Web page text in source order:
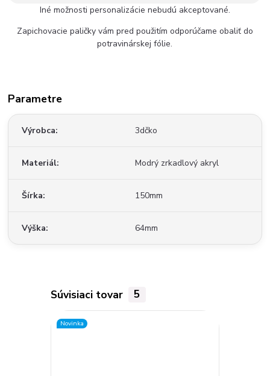
Iné možnosti personalizácie nebudú akceptované.
Zapichovacie paličky vám pred použitím odporúčame obaliť do
potravinárskej fólie.
Parametre
Výrobca 3dčko
Materiál Modrý zrkadlový akryl
Šírka 150mm
Výška 64mm
Súvisiaci tovar 5
Novinka